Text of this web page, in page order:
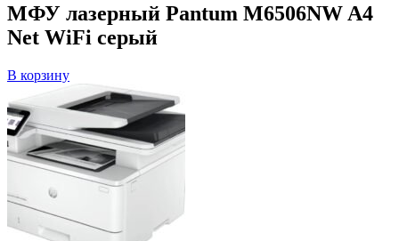
МФУ лазерный Pantum M6506NW A4
Net WiFi серый
В корзину